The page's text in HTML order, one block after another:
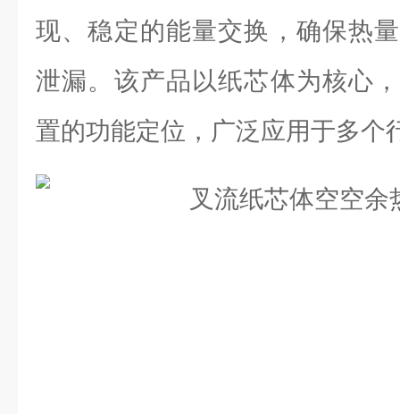
现、稳定的能量交换，确保热
泄漏。该产品以纸芯体为核心
置的功能定位，广泛应用于多个